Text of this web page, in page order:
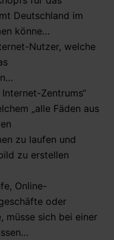
Deutschland im
könne…
Nutzer, welche
Zentrums“
„alle Fäden aus
zu laufen und
zu erstellen
Online-
oder
müsse sich bei einer